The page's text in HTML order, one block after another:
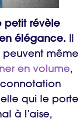
petit révèle
élégance. Il
peuvent même
en volume,
qui le porte
à l’aise,